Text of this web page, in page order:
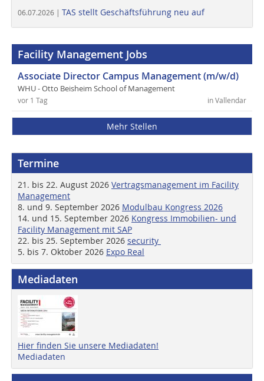
06.07.2026 | TAS stellt Geschäftsführung neu auf
Facility Management Jobs
Associate Director Campus Management (m/w/d)
WHU - Otto Beisheim School of Management
in Vallendar
vor 1 Tag
Mehr Stellen
Termine
21. bis 22. August 2026 Vertragsmanagement im Facility
Management
8. und 9. September 2026 Modulbau Kongress 2026
14. und 15. September 2026 Kongress Immobilien- und
Facility Management mit SAP
22. bis 25. September 2026 security
5. bis 7. Oktober 2026 Expo Real
Mediadaten
Hier finden Sie unsere Mediadaten!
Mediadaten